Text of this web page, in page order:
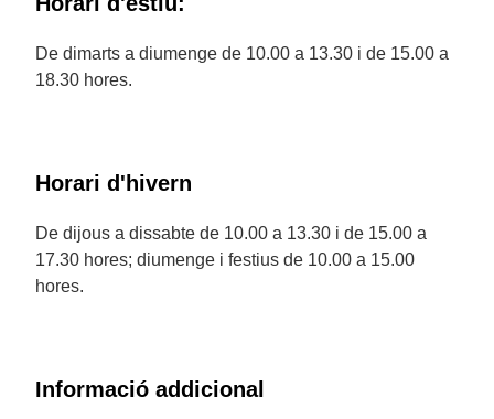
De dimarts a diumenge de 10.00 a 13.30 i de 15.00 a
18.30 hores.
Horari d'hivern
De dijous a dissabte de 10.00 a 13.30 i de 15.00 a
17.30 hores; diumenge i festius de 10.00 a 15.00
hores.
Informació addicional